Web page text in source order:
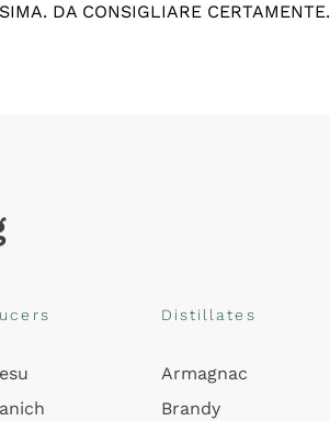
DA CONSIGLIARE CERTAMENTE.
Distillates
Armagnac
Brandy